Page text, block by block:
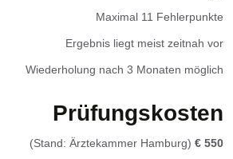
Maximal 11 Fehlerpunkte
Ergebnis liegt meist zeitnah vor
Wiederholung nach 3 Monaten möglich
Prüfungskosten
550 €
(Stand: Ärztekammer Hamburg)